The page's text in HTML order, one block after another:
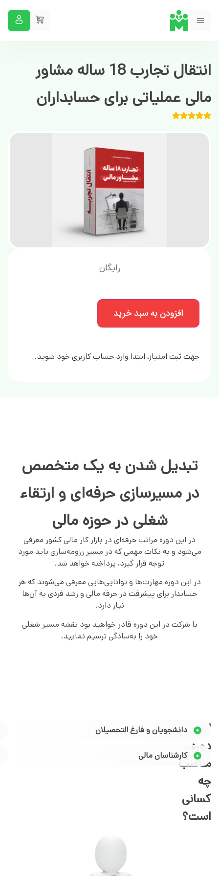
انتقال تجارب 18 ساله مشاور
مالی عملیاتی برای حسابداران
رایگان
افزودن به سبد خرید
جهت ثبت امتیاز، ابتدا وارد حساب کاربری خود شوید.
تبدیل شدن به یک متخصص
در مسیرسازی حرفه‌ای و ارتقاء
شغلی در حوزه مالی
در این دوره مراتب حرفه‌ای در بازار کار مالی کشور معرفی
می‌شود و به نکات مهمی که در مسیر رزومه‌سازی باید مورد
توجه قرار گیرد، پرداخته خواهد شد.
در این دوره مهارت‌ها و توانایی‌هایی معرفی می‌شوند که هر
حسابدار برای پیشرفت در حرفه مالی و رشد فردی به آن‌ها
نیاز دارد.
با شرکت در این دوره قادر خواهید بود نقشه مسیر شغلی
خود را به‌سادگی ترسیم نمایید.
این
دوره
مناسب
چه
کسانی
است؟
دانشجویان و فارغ التحصیلان
کارشناسان مالی